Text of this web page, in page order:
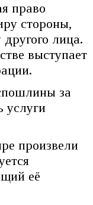
право
стороны,
лица.
выступает
за
услуги
произвели
её